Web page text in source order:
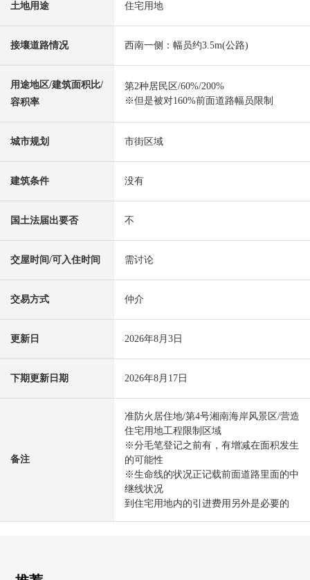
土地用途 住宅用地
接壤道路情况 西南一侧：幅员约3.5m(公路)
用途地区/建筑面积比/
容积率
第2种居民区/60%/200%
※但是被对160%前面道路幅员限制
城市规划 市街区域
建筑条件 没有
国土法届出要否 不
交屋时间/可入住时间 需讨论
交易方式 仲介
更新日 2026年8月3日
下期更新日期 2026年8月17日
备注
准防火居住地/第4号湘南海岸风景区/营造
住宅用地工程限制区域
※分毛笔登记之前有，有增减在面积发生
的可能性
※生命线的状况正记载前面道路里面的中
继线状况
到住宅用地内的引进费用另外是必要的